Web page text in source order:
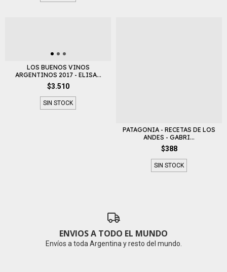
LOS BUENOS VINOS
ARGENTINOS 2017 - ELISA...
$3.510
SIN STOCK
PATAGONIA - RECETAS DE LOS
ANDES - GABRI...
$388
SIN STOCK
ENVIOS A TODO EL MUNDO
Envíos a toda Argentina y resto del mundo.